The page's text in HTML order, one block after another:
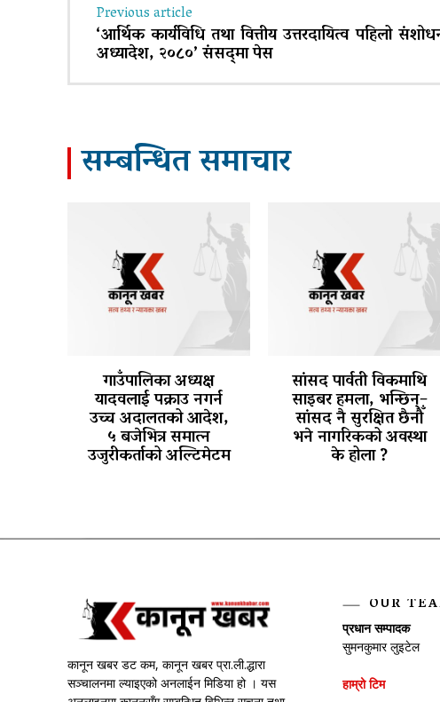
Previous article
‘आर्थिक कार्यविधि तथा वित्तीय उत्तरदायित्व पहिलो
अध्यादेश, २०८०’ संसद्‍मा पेस
सम्बन्धित समाचार
गाउँपालिका अध्यक्ष
यादवलाई पक्राउ नगर्न
उच्च अदालतको आदेश,
५ बजेभित्र समात्न
उजुरीकर्ताको अल्टिमेटम
सांसद पार्वती विकमाथि
साइबर हमला, भन्छिन्–
सांसद नै सुरक्षित छैनौँ
भने नागरिकको अवस्था
के होला ?
कानून खबर डट कम, कानून खबर प्रा.ली.द्धारा
सञ्चालनमा ल्याइएको अनलाईन मिडिया हो । यस
OUR
प्रधान सम्पादक
सुमनकुमार लुइटेल
हाम्रो टिम